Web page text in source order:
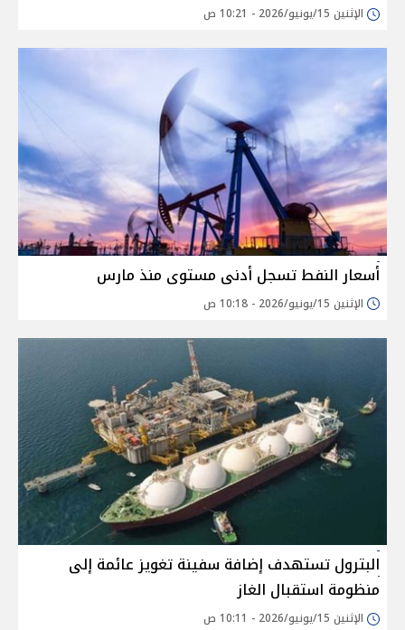
الإثنين 15/يونيو/2026 - 10:21 ص
أسعار النفط تسجل أدنى مستوى منذ مارس
الإثنين 15/يونيو/2026 - 10:18 ص
البترول تستهدف إضافة سفينة تغويز عائمة إلى
منظومة استقبال الغاز
الإثنين 15/يونيو/2026 - 10:11 ص